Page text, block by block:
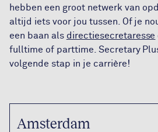
hebben een groot netwerk van
altijd iets voor jou tussen. Of je
een baan als directiesecretaresse
fulltime of parttime. Secretary
volgende stap in je carrière!
Amsterdam